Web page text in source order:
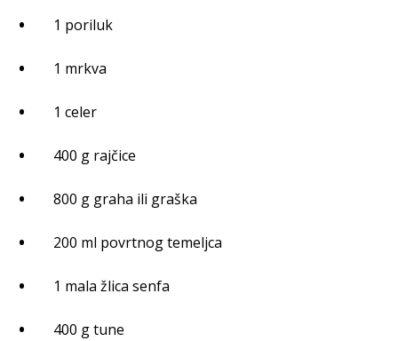
1 poriluk
1 mrkva
1 celer
400 g rajčice
800 g graha ili graška
200 ml povrtnog temeljca
1 mala žlica senfa
400 g tune